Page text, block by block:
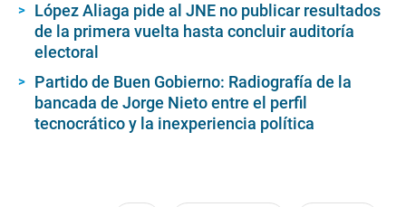
López Aliaga pide al JNE no publicar resultados
de la primera vuelta hasta concluir auditoría
electoral
Partido de Buen Gobierno: Radiografía de la
bancada de Jorge Nieto entre el perfil
tecnocrático y la inexperiencia política